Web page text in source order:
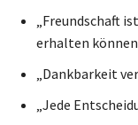
„Freundschaft
erhalten
„Dankbarkeit
„Jede